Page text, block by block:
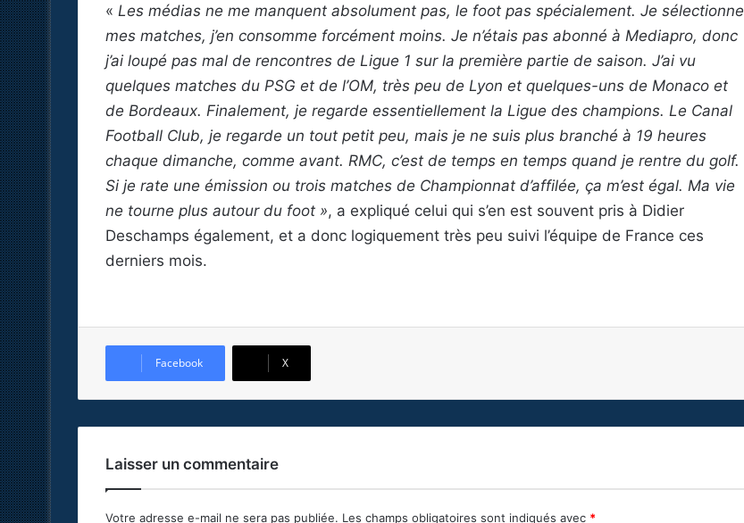
« Les médias ne me manquent absolument pas, le foot pas spécialement. Je sélectionne
mes matches, j’en consomme forcément moins. Je n’étais pas abonné à Mediapro, donc
j’ai loupé pas mal de rencontres de Ligue 1 sur la première partie de saison. J’ai vu
quelques matches du PSG et de l’OM, très peu de Lyon et quelques-uns de Monaco et
de Bordeaux. Finalement, je regarde essentiellement la Ligue des champions. Le Canal
Football Club, je regarde un tout petit peu, mais je ne suis plus branché à 19 heures
chaque dimanche, comme avant. RMC, c’est de temps en temps quand je rentre du golf.
Si je rate une émission ou trois matches de Championnat d’affilée, ça m’est égal. Ma vie
ne tourne plus autour du foot », a expliqué celui qui s’en est souvent pris à Didier
Deschamps également, et a donc logiquement très peu suivi l’équipe de France ces
derniers mois.
Facebook X
Laisser un commentaire
Votre adresse e-mail ne sera pas publiée. Les champs obligatoires sont indiqués avec *